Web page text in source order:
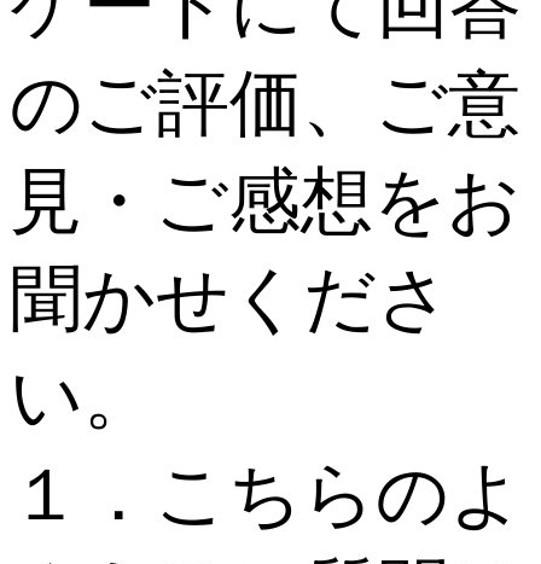
のご評価、ご意
見・ご感想をお
聞かせくださ
い。
１．こちらのよ